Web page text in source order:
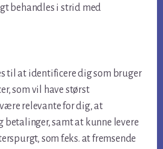
behandles i strid med
til at identificere dig som bruger
som vil have størst
relevante for dig, at
betalinger, samt at kunne levere
som f.eks. at fremsende